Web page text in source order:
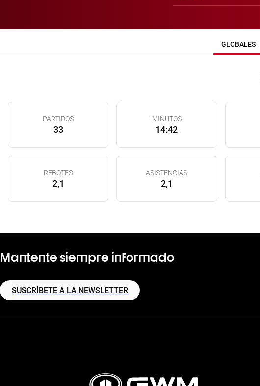
GLOBALES
PARTIDOS
33
MINUTOS
14:42
REBOTES
2,1
ASISTENCIAS
2,1
Mantente siempre informado
SUSCRÍBETE A LA NEWSLETTER